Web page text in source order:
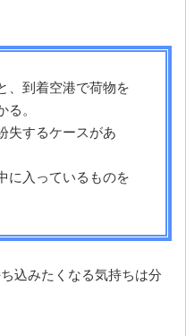
、到着空港で荷物を
。
失するケースがあ
に入っているものを
込みたくなる気持ちは分